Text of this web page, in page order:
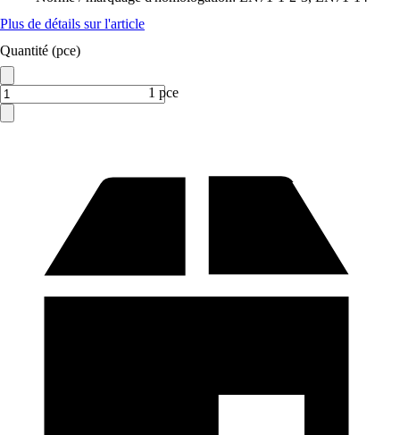
Plus de détails sur l'article
Quantité (pce)
1 pce